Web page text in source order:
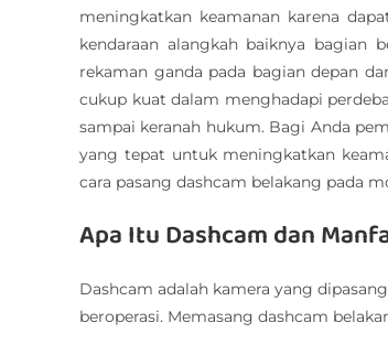
meningkatkan keamanan karena
kendaraan alangkah baiknya bagian
rekaman ganda pada bagian depan
cukup kuat dalam menghadapi
sampai keranah hukum. Bagi Anda
yang tepat untuk meningkatkan
cara pasang dashcam belakang pada
Apa Itu Dashcam dan
Dashcam adalah kamera yang
beroperasi. Memasang dashcam